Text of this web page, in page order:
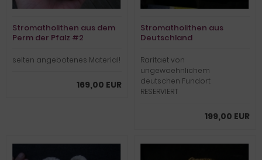
Stromatholithen aus dem
Perm der Pfalz #2
selten angebotenes Material!
169,00 EUR
Stromatholithen aus
Deutschland
Raritaet von
ungewoehnlichem
deutschen Fundort
RESERVIERT
199,00 EUR